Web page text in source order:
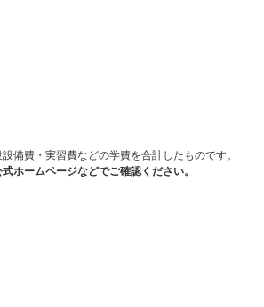
備費・実習費などの学費を合計したものです。
ホームページなどでご確認ください。